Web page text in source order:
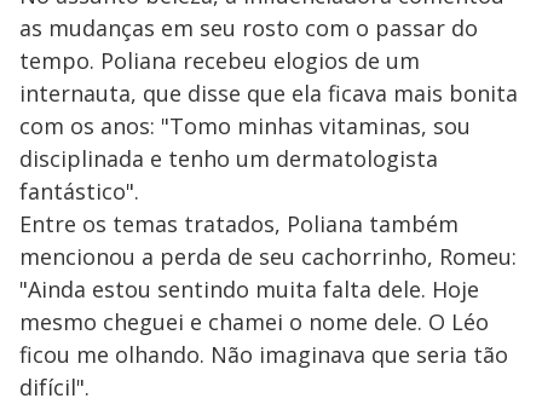
as mudanças em seu rosto com o passar do
tempo. Poliana recebeu elogios de um
internauta, que disse que ela ficava mais bonita
com os anos: "Tomo minhas vitaminas, sou
disciplinada e tenho um dermatologista
fantástico".
Entre os temas tratados, Poliana também
mencionou a perda de seu cachorrinho, Romeu:
"Ainda estou sentindo muita falta dele. Hoje
mesmo cheguei e chamei o nome dele. O Léo
ficou me olhando. Não imaginava que seria tão
difícil".